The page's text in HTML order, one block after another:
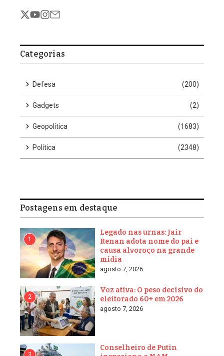
“líder do tráfico de drogas ilegais”. O americano se manifestou
Ainda no post, Trump diz que a produção em massa de drogas
tornou-se o maior negócio da Colômbia e Prtro não faz nada
“O presidente Gustavo Petro, da Colômbia, é um líder do tráfico
de drogas ilegais que incentiva fortemente a produção em
Colômbia. Tornou-se, de longe, o maior negócio da Colômbia, e
Petro não faz nada para impedi-lo, apesar dos pagamentos e
produção de drogas é a venda de grandes quantidades do
produto para os Estados Unidos, causando morte, destruição e
uma nova língua em relação aos Estados Unidos, é melhor
fechar esses campos de extermínio imediatamente, ou os
Estados Unidos os fecharão para ele, e isso não será feito de
forma agradável. Obrigado pela sua atenção a este assunto”
Continue Reading